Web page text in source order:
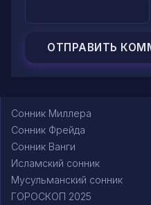
Сонник Миллера
Сонник Фрейда
Сонник Ванги
Исламский сонник
Мусульманский сонник
ГОРОСКОП 2025